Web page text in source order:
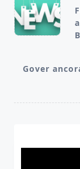
class="nav-
subtitle
reader-
Gover